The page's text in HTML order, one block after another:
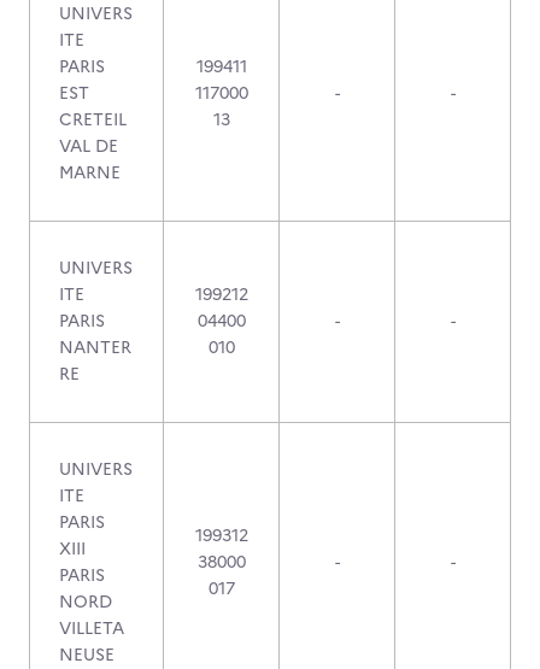
UNIVERS
ITE
PARIS
EST
CRETEIL
VAL DE
MARNE
199411
117000
13
- -
UNIVERS
ITE
PARIS
NANTER
RE
199212
04400
010
- -
UNIVERS
ITE
PARIS
XIII
PARIS
NORD
VILLETA
NEUSE
199312
38000
017
- -